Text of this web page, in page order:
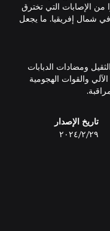
من الإصابات التي تخترق
في شمال إفريقيا. ما يجعل
ومضادات الدبابات
والقوات الهجومية
تاريخ الإصدار
٢٩‏/٢‏/٢٠٢٤